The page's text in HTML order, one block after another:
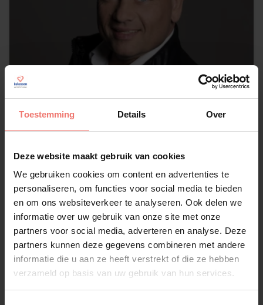
Toestemming Details Over
Deze website maakt gebruik van cookies
We gebruiken cookies om content en advertenties te
personaliseren, om functies voor social media te bieden
en om ons websiteverkeer te analyseren. Ook delen we
informatie over uw gebruik van onze site met onze
partners voor social media, adverteren en analyse. Deze
partners kunnen deze gegevens combineren met andere
informatie die u aan ze heeft verstrekt of die ze hebben
verzameld op basis van uw gebruik van hun services.
Lytse Hille
€ 1295,-
Lees meer